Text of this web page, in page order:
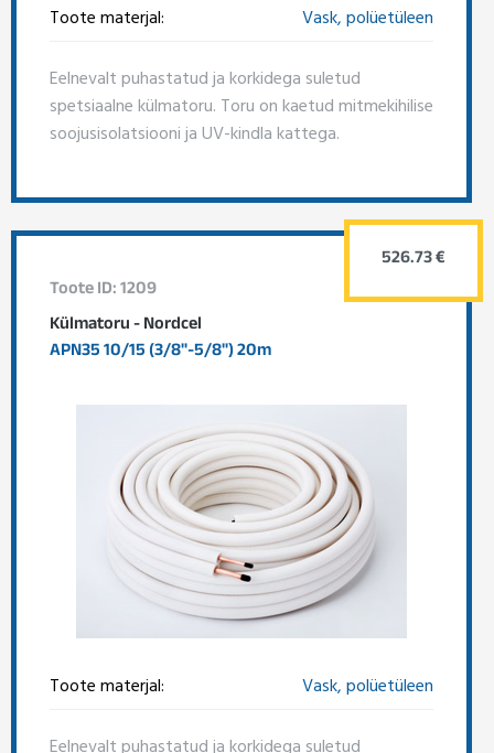
Toote materjal: Vask, polüetüleen
Eelnevalt puhastatud ja korkidega suletud
spetsiaalne külmatoru. Toru on kaetud mitmekihilise
soojusisolatsiooni ja UV-kindla kattega.
Toote ID: 1209
Külmatoru - Nordcel
APN35 10/15 (3/8"-5/8") 20m
Toote materjal: Vask, polüetüleen
Eelnevalt puhastatud ja korkidega suletud
526.73 €